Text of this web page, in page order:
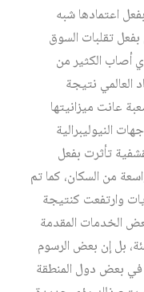
اعتمادها شبه
تقلبات السوق
أصاب الكثير من
العالمي نتيجة
عانت ميزانيتها
النيوليبرالية
تأثرت بفعل
من السكان، كما تم
وارتفعت كنتيجة
الخدمات المقدمة
في بعضها أكثر من 250 بالمئة، بل إن بعض الرسوم
بعض دول المنطقة